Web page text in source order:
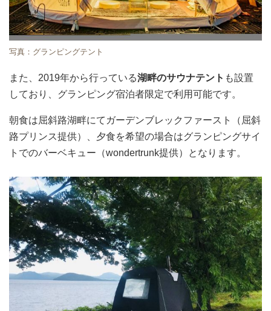
写真：グランピングテント
また、2019年から行っている湖畔のサウナテント も設置
しており、グランピング宿泊者限定で利用可能です。
朝食は屈斜路湖畔にてガーデンブレックファースト（屈斜
路プリンス提供）、夕食を希望の場合はグランピングサイ
トでのバーベキュー（wondertrunk提供）となります。